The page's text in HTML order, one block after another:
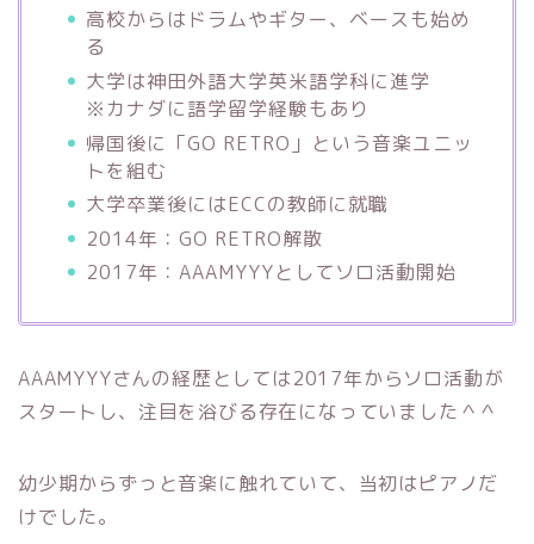
高校からはドラムやギター、ベースも始め
る
大学は神田外語大学英米語学科に進学
※カナダに語学留学経験もあり
帰国後に「GO RETRO」という音楽ユニッ
トを組む
大学卒業後にはECCの教師に就職
2014年：GO RETRO解散
2017年：AAAMYYYとしてソロ活動開始
AAAMYYYさんの経歴としては2017年からソロ活動が
スタートし、注目を浴びる存在になっていました＾＾
幼少期からずっと音楽に触れていて、当初はピアノだ
けでした。